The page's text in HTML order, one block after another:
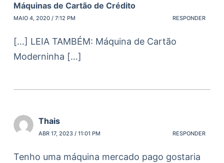
Máquinas de Cartão de Crédito
MAIO 4, 2020 / 7:12 PM RESPONDER
[…] LEIA TAMBÉM: Máquina de Cartão
Moderninha […]
Thais
ABR 17, 2023 / 11:01 PM RESPONDER
Tenho uma máquina mercado pago gostaria